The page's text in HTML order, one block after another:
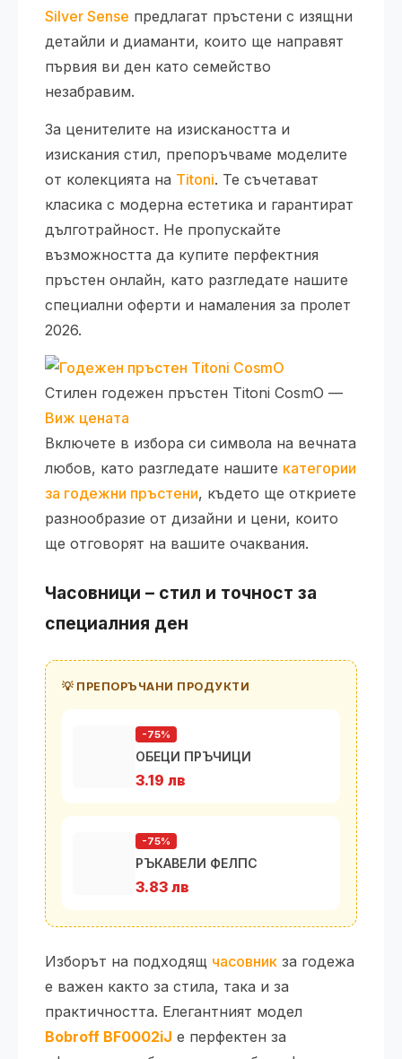
Silver Sense предлагат пръстени с изящни
детайли и диаманти, които ще направят
първия ви ден като семейство
незабравим.
За ценителите на изискаността и
изискания стил, препоръчваме моделите
от колекцията на Titoni. Те съчетават
класика с модерна естетика и гарантират
дълготрайност. Не пропускайте
възможността да купите перфектния
пръстен онлайн, като разгледате нашите
специални оферти и намаления за пролет
2026.
Стилен годежен пръстен Titoni CosmO —
Виж цената
Включете в избора си символа на вечната
любов, като разгледате нашите категории
за годежни пръстени, където ще откриете
разнообразие от дизайни и цени, които
ще отговорят на вашите очаквания.
Часовници – стил и точност за
специалния ден
💡 ПРЕПОРЪЧАНИ ПРОДУКТИ
-75%
ОБЕЦИ ПРЪЧИЦИ
3.19 лв
-75%
РЪКАВЕЛИ ФЕЛПС
3.83 лв
Изборът на подходящ часовник за годежа
е важен както за стила, така и за
практичността. Елегантният модел
Bobroff BF0002iJ е перфектен за